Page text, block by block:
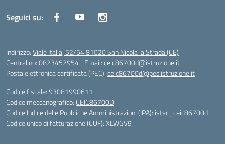
Seguici su:
Indirizzo:Viale Italia, 52/54 81020 San Nicola la Strada (CE)
Centralino:0823452954 Email:ceic86700d@istruzione.it
Posta elettronica certificata (PEC):ceic86700d@pec.istruzione.it
Codice fiscale: 93081990611
Codice meccanografico: CEIC86700D
Codice Indice delle Pubbliche Amministrazioni (IPA): istsc_ceic86700d
Codice unico di fatturazione (CUF): XLWGV9